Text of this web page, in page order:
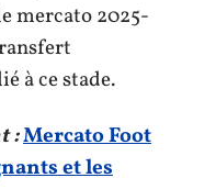
mercato 2025-
à ce stade.
:Mercato Foot
et les